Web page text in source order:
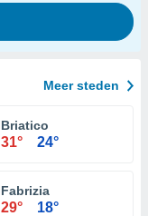
Meer steden
Briatico
31° 24°
Fabrizia
29° 18°